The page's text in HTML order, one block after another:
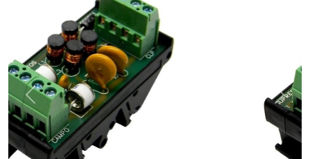
Previous Next